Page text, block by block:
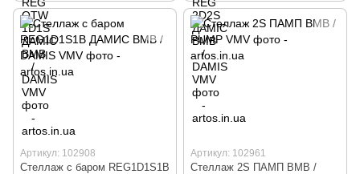
Артикул: 102908
Стеллаж с баром REG1D1S1B
Артикул: 102961
Стеллаж 2S ПАМП ВМВ /